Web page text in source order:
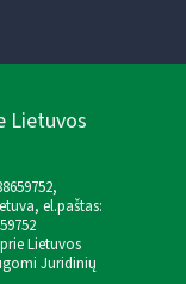
Lietuvos
el.paštas:
Lietuvos
Juridinių